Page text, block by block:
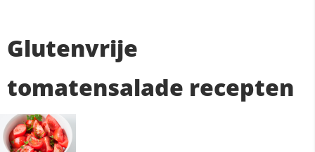
Glutenvrije
tomatensalade recepten